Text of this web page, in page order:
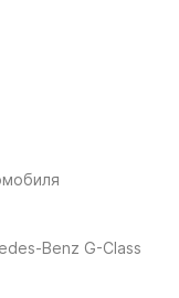
Benz G-Class